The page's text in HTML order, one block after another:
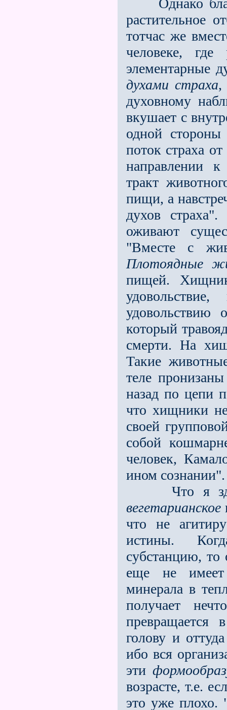
Однако
растительное
тотчас же
человеке, где
элементарные
духами страха,
духовному
вкушает с
одной
поток страха
направлении
тракт
пищи, а
духов
оживают
"Вместе с
Плотоядные
пищей.
удовольствию
который
смерти. На
Такие
теле
на­зад по цепи
что хищники
своей
собой
человек,
ином сознании".
Что я здесь
вегетарианское
что не
истины.
субстанцию,
еще не имеет
минерала в
получает
превращается
голову и
ибо вся
эти
возрасте, т.е.
это уже плохо.